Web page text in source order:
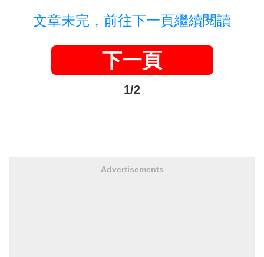
文章未完，前往下一頁繼續閱讀
下一頁
1/2
Advertisements